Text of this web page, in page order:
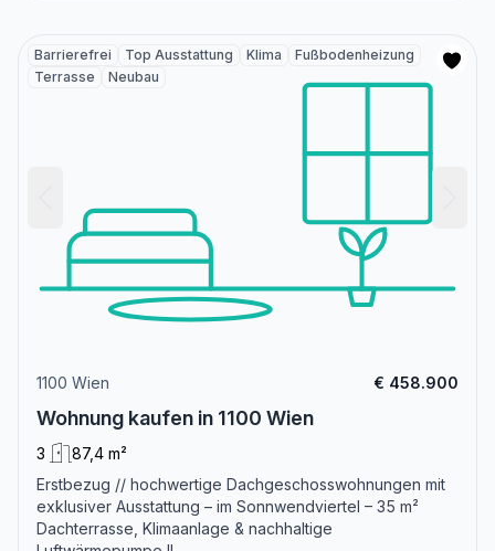
Barrierefrei Top Ausstattung Klima
Fußbodenheizung
Terrasse
Neubau
1100 Wien € 458.900
Wohnung kaufen in 1100 Wien
3
87,4 m²
Erstbezug // hochwertige Dachgeschosswohnungen mit
exklusiver Ausstattung – im Sonnwendviertel – 35 m²
Dachterrasse, Klimaanlage & nachhaltige